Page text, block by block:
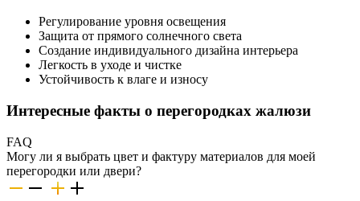
Регулирование уровня освещения
Защита от прямого солнечного света
Создание индивидуального дизайна интерьера
Легкость в уходе и чистке
Устойчивость к влаге и износу
Интересные факты о перегородках жалюзи
FAQ
Могу ли я выбрать цвет и фактуру материалов для моей
перегородки или двери?